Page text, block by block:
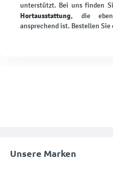
unterstützt. Bei uns finden
Hortausstattung, die
ansprechend ist. Bestellen
Unsere Marken